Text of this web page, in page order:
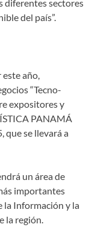
diferentes sectores
del país”.
año,
“Tecno-
expositores y
PANAMÁ
que se llevará a
un área de
importantes
la Información y la
la región.